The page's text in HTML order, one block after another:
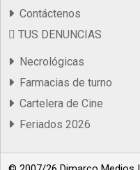
Contáctenos
TUS DENUNCIAS
Necrológicas
Farmacias de turno
Cartelera de Cine
Feriados 2026